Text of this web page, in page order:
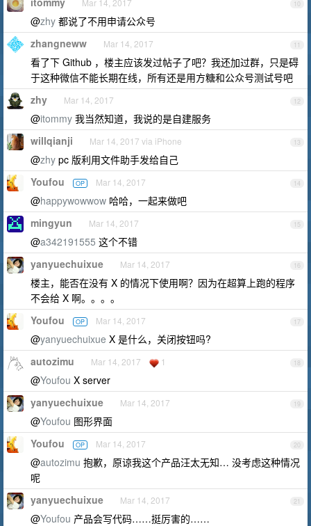
10
@zhy 都说了不用申请公众号
11
zhangneww Mar 14, 2017
看了下 Github ，楼主应该发过帖子了吧？我还加过群，只是碍
于这种微信不能长期在线，所有还是用方糖和公众号测试号吧
12
zhy Mar 14, 2017
@itommy 我当然知道，我说的是自建服务
13
willqianji Mar 14, 2017 via iPhone
@zhy pc 版利用文件助手发给自己
14
Youfou OP Mar 14, 2017
@happywowwow 哈哈，一起来做吧
15
mingyun Mar 14, 2017
@a342191555 这个不错
16
yanyuechuixue Mar 14, 2017
楼主，能否在没有 X 的情况下使用啊？因为在超算上跑的程序
不会给 X 啊。。。。
17
Youfou OP Mar 14, 2017
@yanyuechuixue X 是什么，关闭按钮吗?
18
autozimu Mar 14, 2017 1
@Youfou X server
19
yanyuechuixue Mar 14, 2017
@Youfou 图形界面
20
Youfou OP Mar 14, 2017
@autozimu 抱歉，原谅我这个产品汪太无知… 没考虑这种情况
呢
21
yanyuechuixue Mar 14, 2017
@Youfou 产品会写代码……挺厉害的……